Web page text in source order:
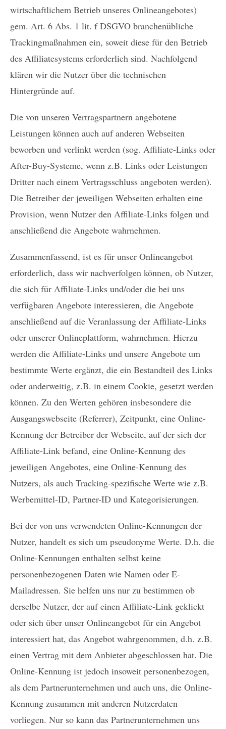
wirtschaftlichem Betrieb unseres Onlineangebotes)
gem. Art. 6 Abs. 1 lit. f DSGVO branchenübliche
Trackingmaßnahmen ein, soweit diese für den Betrieb
des Affiliatesystems erforderlich sind. Nachfolgend
klären wir die Nutzer über die technischen
Hintergründe auf.
Die von unseren Vertragspartnern angebotene
Leistungen können auch auf anderen Webseiten
beworben und verlinkt werden (sog. Affiliate-Links oder
After-Buy-Systeme, wenn z.B. Links oder Leistungen
Dritter nach einem Vertragsschluss angeboten werden).
Die Betreiber der jeweiligen Webseiten erhalten eine
Provision, wenn Nutzer den Affiliate-Links folgen und
anschließend die Angebote wahrnehmen.
Zusammenfassend, ist es für unser Onlineangebot
erforderlich, dass wir nachverfolgen können, ob Nutzer,
die sich für Affiliate-Links und/oder die bei uns
verfügbaren Angebote interessieren, die Angebote
anschließend auf die Veranlassung der Affiliate-Links
oder unserer Onlineplattform, wahrnehmen. Hierzu
werden die Affiliate-Links und unsere Angebote um
bestimmte Werte ergänzt, die ein Bestandteil des Links
oder anderweitig, z.B. in einem Cookie, gesetzt werden
können. Zu den Werten gehören insbesondere die
Ausgangswebseite (Referrer), Zeitpunkt, eine Online-
Kennung der Betreiber der Webseite, auf der sich der
Affiliate-Link befand, eine Online-Kennung des
jeweiligen Angebotes, eine Online-Kennung des
Nutzers, als auch Tracking-spezifische Werte wie z.B.
Werbemittel-ID, Partner-ID und Kategorisierungen.
Bei der von uns verwendeten Online-Kennungen der
Nutzer, handelt es sich um pseudonyme Werte. D.h. die
Online-Kennungen enthalten selbst keine
personenbezogenen Daten wie Namen oder E-
Mailadressen. Sie helfen uns nur zu bestimmen ob
derselbe Nutzer, der auf einen Affiliate-Link geklickt
oder sich über unser Onlineangebot für ein Angebot
interessiert hat, das Angebot wahrgenommen, d.h. z.B.
einen Vertrag mit dem Anbieter abgeschlossen hat. Die
Online-Kennung ist jedoch insoweit personenbezogen,
als dem Partnerunternehmen und auch uns, die Online-
Kennung zusammen mit anderen Nutzerdaten
vorliegen. Nur so kann das Partnerunternehmen uns